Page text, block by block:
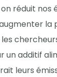
réduit nos
la
les
un additif
leurs